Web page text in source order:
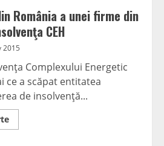
România a unei firme din
CEH
2015
Complexului Energetic
ce a scăpat entitatea
de insolvenţă...
Read
more